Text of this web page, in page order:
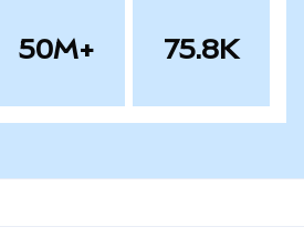
50M+ 75.8K